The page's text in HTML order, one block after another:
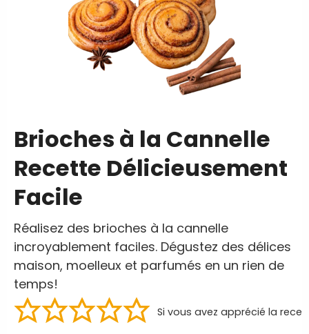
Brioches à la Cannelle
Recette Délicieusement
Facile
Réalisez des brioches à la cannelle
incroyablement faciles. Dégustez des délices
maison, moelleux et parfumés en un rien de
temps!
Si vous avez apprécié la